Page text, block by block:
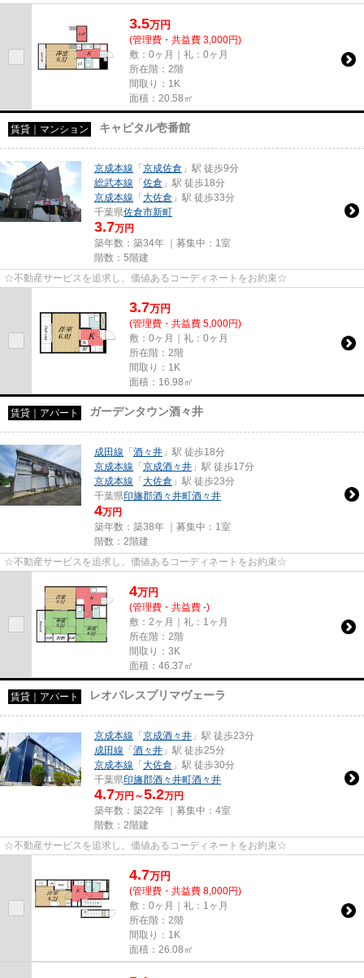
3.5万円
(管理費・共益費 3,000円)
敷：0ヶ月｜礼：0ヶ月
所在階：2階
間取り：1K
面積：20.58㎡
賃貸｜マンション キャピタル壱番館
京成本線 「京成佐倉 」駅 徒歩9分
総武本線 「佐倉 」駅 徒歩18分
京成本線 「大佐倉 」駅 徒歩33分
千葉県佐倉市新町
3.7万円
築年数：築34年 ｜募集中： 1室
階数：5階建
☆不動産サービスを追求し、価値あるコーディネートをお約束☆
3.7万円
(管理費・共益費 5,000円)
敷：0ヶ月｜礼：0ヶ月
所在階：2階
間取り：1K
面積：16.98㎡
賃貸｜アパート ガーデンタウン酒々井
成田線 「酒々井 」駅 徒歩18分
京成本線 「京成酒々井 」駅 徒歩17分
京成本線 「大佐倉 」駅 徒歩23分
千葉県印旛郡酒々井町酒々井
4万円
築年数：築38年 ｜募集中： 1室
階数：2階建
☆不動産サービスを追求し、価値あるコーディネートをお約束☆
4万円
(管理費・共益費 -)
敷：2ヶ月｜礼：1ヶ月
所在階：2階
間取り：3K
面積：46.37㎡
賃貸｜アパート レオパレスプリマヴェーラ
京成本線 「京成酒々井 」駅 徒歩23分
成田線 「酒々井 」駅 徒歩25分
京成本線 「大佐倉 」駅 徒歩30分
千葉県印旛郡酒々井町酒々井
4.7万円～5.2万円
築年数：築22年 ｜募集中： 4室
階数：2階建
☆不動産サービスを追求し、価値あるコーディネートをお約束☆
4.7万円
(管理費・共益費 8,000円)
敷：0ヶ月｜礼：1ヶ月
所在階：2階
間取り：1K
面積：26.08㎡